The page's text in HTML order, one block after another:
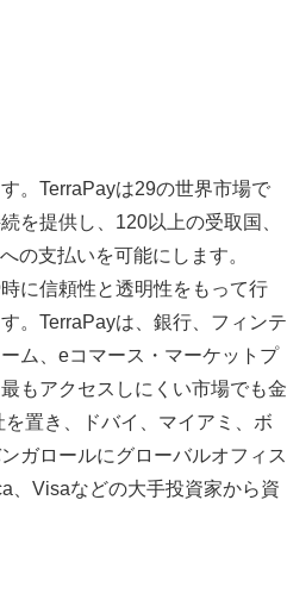
。TerraPayは29の世界市場で
を提供し、120以上の受取国、
の支払いを可能にします。
に信頼性と透明性をもって行
。TerraPayは、銀行、フィンテ
ム、eコマース・マーケットプ
もアクセスしにくい市場でも金
置き、ドバイ、マイアミ、ボ
ガロールにグローバルオフィス
、Visaなどの大手投資家から資